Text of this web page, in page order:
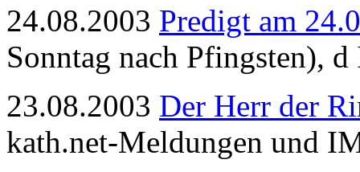
24.08.2003 Predigt am
Sonntag nach Pfingsten),
23.08.2003 Der Herr der
kath.net-Meldungen und